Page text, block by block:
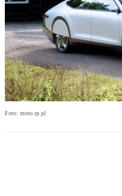
Foto: moto.rp.pl